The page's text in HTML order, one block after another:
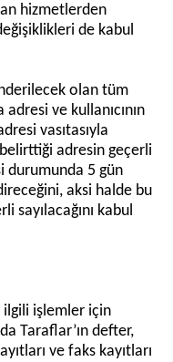
hizmetlerden
de kabul
olan tüm
ve kullanıcının
vasıtasıyla
belirttiği adresin geçerli
durumunda 5 gün
aksi halde bu
sayılacağını kabul
ilgili işlemler için
Taraflar’ın defter,
ve faks kayıtları